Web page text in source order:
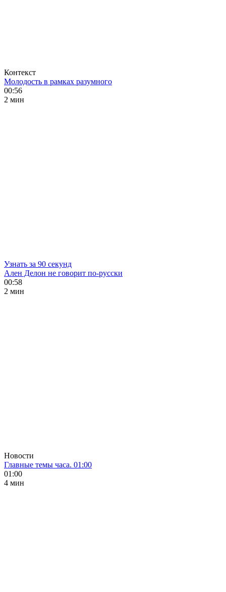
Контекст
Молодость в рамках разумного
00:56
2 мин
Узнать за 90 секунд
Ален Делон не говорит по-русски
00:58
2 мин
Новости
Главные темы часа. 01:00
01:00
4 мин